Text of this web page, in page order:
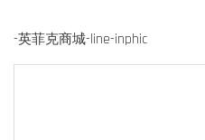
-英菲克商城-line-inphic